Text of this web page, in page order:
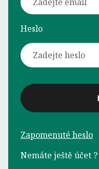
Heslo
Zapomenuté heslo
Nemáte ještě účet ?